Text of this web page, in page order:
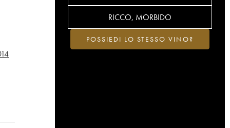
RICCO, MORBIDO
POSSIEDI LO STESSO VINO?